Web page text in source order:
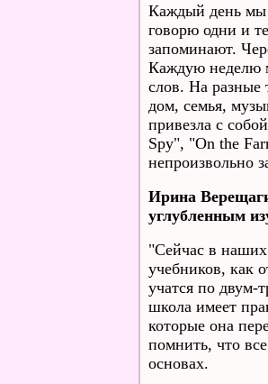
Каждый день мы
говорю одни и
запоминают.
Каждую неделю
слов. На
дом, семья,
привезла с
Spy", "On the
непроизвольно
Ирина
углубленным
"Сейчас в наших
учебников, как
учатся по двум-
школа имеет
которые она
помнить, что
основах.